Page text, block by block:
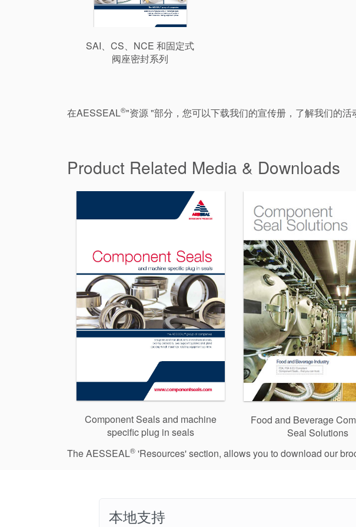
SAI、CS、NCE 和固定式
阀座密封系列
在AESSEAL®"资源 "部分，您可以下载我们的宣传册，了解我们的
Product Related Media & Downloads
Component Seals and machine
specific plug in seals
Food and Beverage
Seal Solutions
The AESSEAL® 'Resources' section, allows you to download our
本地支持